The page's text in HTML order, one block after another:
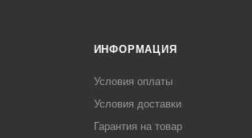
ИНФОРМАЦИЯ
Условия оплаты
Условия доставки
Гарантия на товар